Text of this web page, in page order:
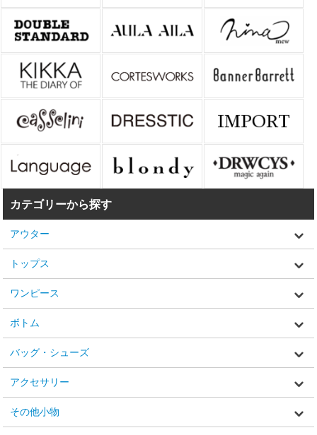
カテゴリーから探す
アウター
トップス
ワンピース
ボトム
バッグ・シューズ
アクセサリー
その他小物